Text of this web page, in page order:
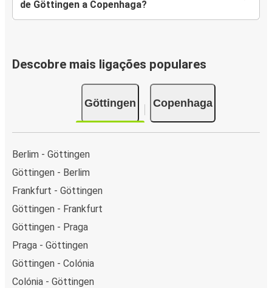
de Göttingen a Copenhaga?
Descobre mais ligações populares
Göttingen Copenhaga
Berlim - Göttingen
Göttingen - Berlim
Frankfurt - Göttingen
Göttingen - Frankfurt
Göttingen - Praga
Praga - Göttingen
Göttingen - Colónia
Colónia - Göttingen